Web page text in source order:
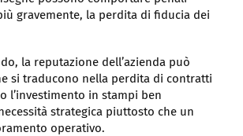
gravemente, la perdita di fiducia dei
la reputazione dell’azienda può
si traducono nella perdita di contratti
l’investimento in stampi ben
strategica piuttosto che un
operativo.